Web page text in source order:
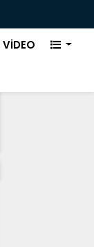
VİDEO